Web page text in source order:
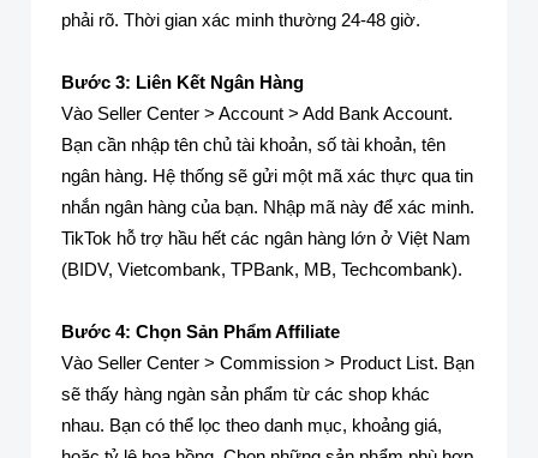
phải rõ. Thời gian xác minh thường 24-48 giờ.
Bước 3: Liên Kết Ngân Hàng
Vào Seller Center > Account > Add Bank Account.
Bạn cần nhập tên chủ tài khoản, số tài khoản, tên
ngân hàng. Hệ thống sẽ gửi một mã xác thực qua tin
nhắn ngân hàng của bạn. Nhập mã này để xác minh.
TikTok hỗ trợ hầu hết các ngân hàng lớn ở Việt Nam
(BIDV, Vietcombank, TPBank, MB, Techcombank).
Bước 4: Chọn Sản Phẩm Affiliate
Vào Seller Center > Commission > Product List. Bạn
sẽ thấy hàng ngàn sản phẩm từ các shop khác
nhau. Bạn có thể lọc theo danh mục, khoảng giá,